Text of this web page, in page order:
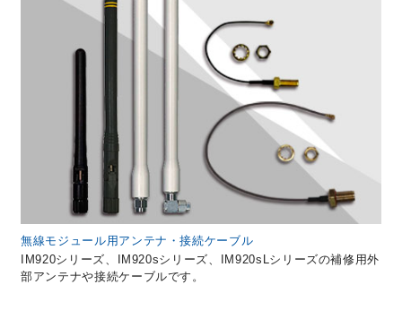
無線モジュール用アンテナ・接続ケーブル
IM920シリーズ、IM920sシリーズ、IM920sLシリーズの補修用外
部アンテナや接続ケーブルです。